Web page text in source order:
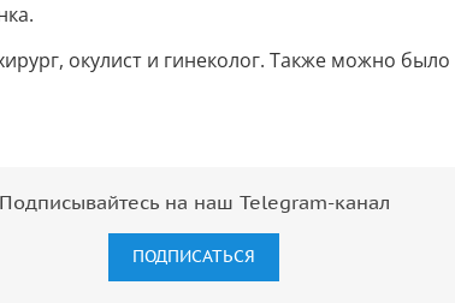
окулист и гинеколог. Также можно
Подписывайтесь на наш Telegram-канал
ПОДПИСАТЬСЯ